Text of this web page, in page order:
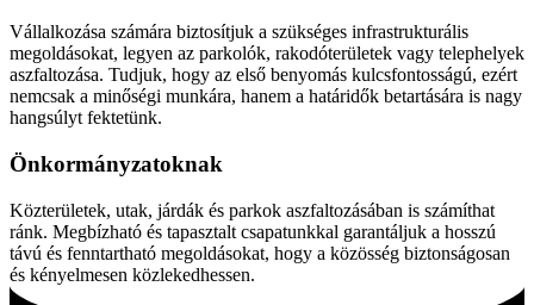
Vállalkozása számára biztosítjuk a szükséges infrastrukturális
megoldásokat, legyen az parkolók, rakodóterületek vagy telephelyek
aszfaltozása. Tudjuk, hogy az első benyomás kulcsfontosságú, ezért
nemcsak a minőségi munkára, hanem a határidők betartására is nagy
hangsúlyt fektetünk.
Önkormányzatoknak
Közterületek, utak, járdák és parkok aszfaltozásában is számíthat
ránk. Megbízható és tapasztalt csapatunkkal garantáljuk a hosszú
távú és fenntartható megoldásokat, hogy a közösség biztonságosan
és kényelmesen közlekedhessen.